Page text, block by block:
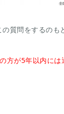
質問をするのも
方が5年以内には